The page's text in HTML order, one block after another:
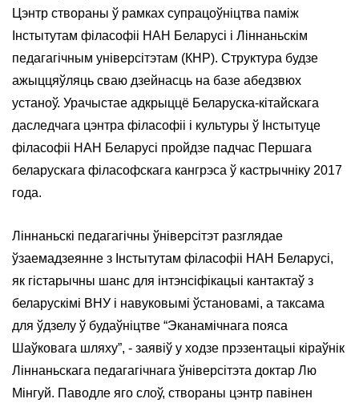
Цэнтр створаны ў рамках супрацоўніцтва паміж
Інстытутам філасофіі НАН Беларусі і Ліннаньскім
педагагічным універсітэтам (КНР). Структура будзе
ажыццяўляць сваю дзейнасць на базе абедзвюх
устаноў. Урачыстае адкрыццё Беларуска-кітайскага
даследчага цэнтра філасофіі і культуры ў Інстытуце
філасофіі НАН Беларусі пройдзе падчас Першага
беларускага філасофскага кангрэса ў кастрычніку 2017
года.
Ліннаньскі педагагічны ўніверсітэт разглядае
ўзаемадзеянне з Інстытутам філасофіі НАН Беларусі,
як гістарычны шанс для інтэнсіфікацыі кантактаў з
беларускімі ВНУ і навуковымі ўстановамі, а таксама
для ўдзелу ў будаўніцтве “Эканамічнага пояса
Шаўковага шляху”, - заявіў у ходзе прэзентацыі кіраўнік
Ліннаньскага педагагічнага ўніверсітэта доктар Лю
Мінгуй. Паводле яго слоў, створаны цэнтр павінен